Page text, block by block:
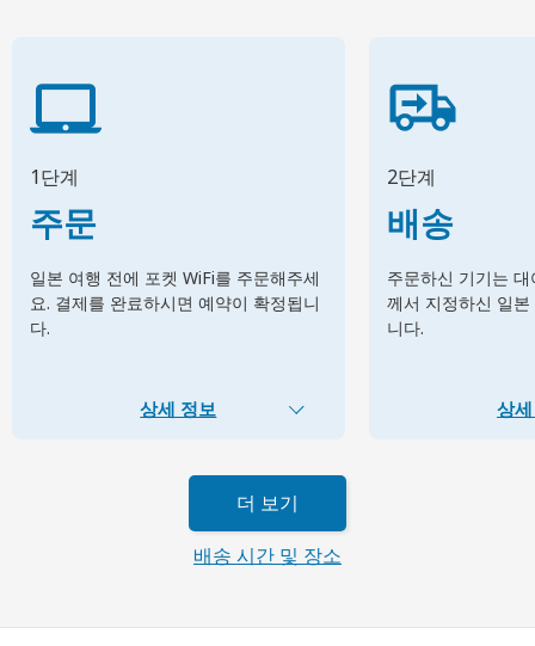
1단계
주문
일본 여행 전에 포켓 WiFi를 주문해주세
요. 결제를 완료하시면 예약이 확정됩니
다.
상세 정보
2단계
배송
주문하신 기기는
께서 지정하신 일
니다.
상
더 보기
배송 시간 및 장소